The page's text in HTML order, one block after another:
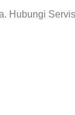
Hubungi